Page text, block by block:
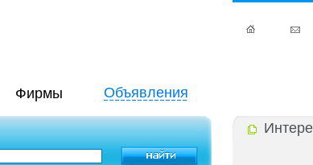
Фирмы Объявления